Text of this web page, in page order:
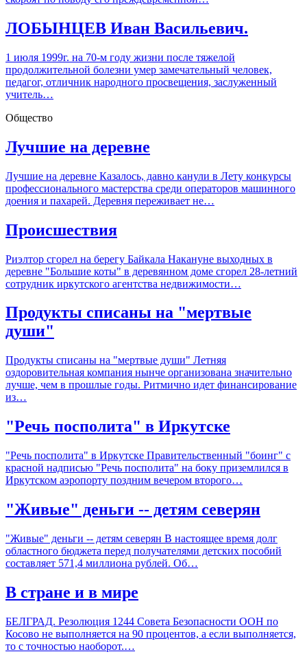
ЛОБЫНЦЕВ Иван Васильевич.
1 июля 1999г. на 70-м году жизни после тяжелой
продолжительной болезни умер замечательный человек,
педагог, отличник народного просвещения, заслуженный
учитель…
Общество
Лучшие на деревне
Лучшие на деревне Казалось, давно канули в Лету конкурсы
профессионального мастерства среди операторов машинного
доения и пахарей. Деревня переживает не…
Происшествия
Риэлтор сгорел на берегу Байкала Накануне выходных в
деревне "Большие коты" в деревянном доме сгорел 28-летний
сотрудник иркутского агентства недвижимости…
Продукты списаны на "мертвые
души"
Продукты списаны на "мертвые души" Летняя
оздоровительная компания нынче организована значительно
лучше, чем в прошлые годы. Ритмично идет финансирование
из…
"Речь посполита" в Иркутске
"Речь посполита" в Иркутске Правительственный "боинг" с
красной надписью "Речь посполита" на боку приземлился в
Иркутском аэропорту поздним вечером второго…
"Живые" деньги -- детям северян
"Живые" деньги -- детям северян В настоящее время долг
областного бюджета перед получателями детских пособий
составляет 571,4 миллиона рублей. Об…
В стране и в мире
БЕЛГРАД. Резолюция 1244 Совета Безопасности ООН по
Косово не выполняется на 90 процентов, а если выполняется,
то с точностью наоборот.…